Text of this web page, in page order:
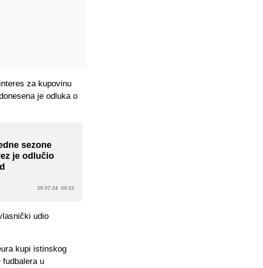
za kupovinu
je odluka o
sezone
je odlučio
29.07.24. 00:22
udio
kupi istinskog
u